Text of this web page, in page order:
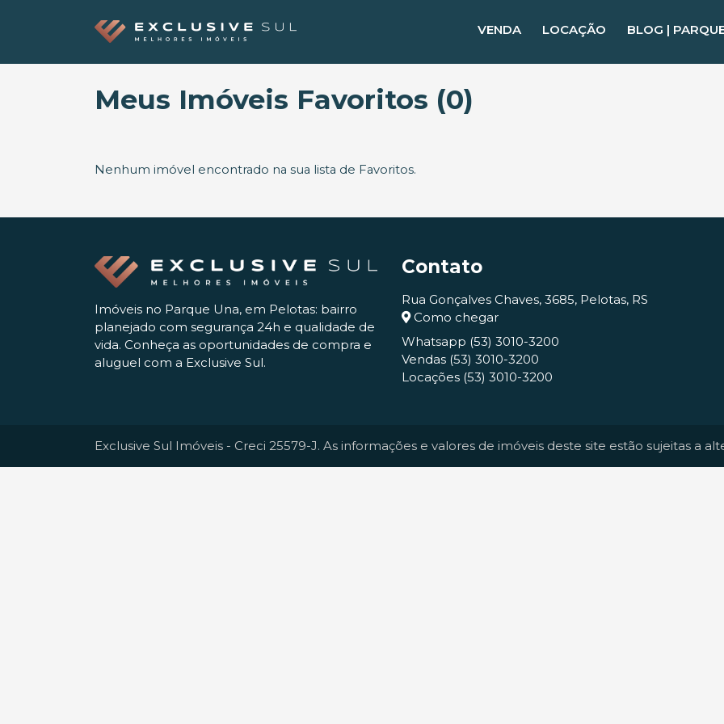
VENDA LOCAÇÃO BLOG |
Meus Imóveis Favoritos (0)
Nenhum imóvel encontrado na sua lista de Favoritos.
Imóveis no Parque Una, em Pelotas: bairro
planejado com segurança 24h e qualidade de
vida. Conheça as oportunidades de compra e
aluguel com a Exclusive Sul.
Contato
Rua Gonçalves Chaves, 3685, Pelotas, RS
Como chegar
Whatsapp (53) 3010-3200
Vendas (53) 3010-3200
Locações (53) 3010-3200
Exclusive Sul Imóveis - Creci 25579-J. As informações e valores de imóveis deste site estão sujeitas a